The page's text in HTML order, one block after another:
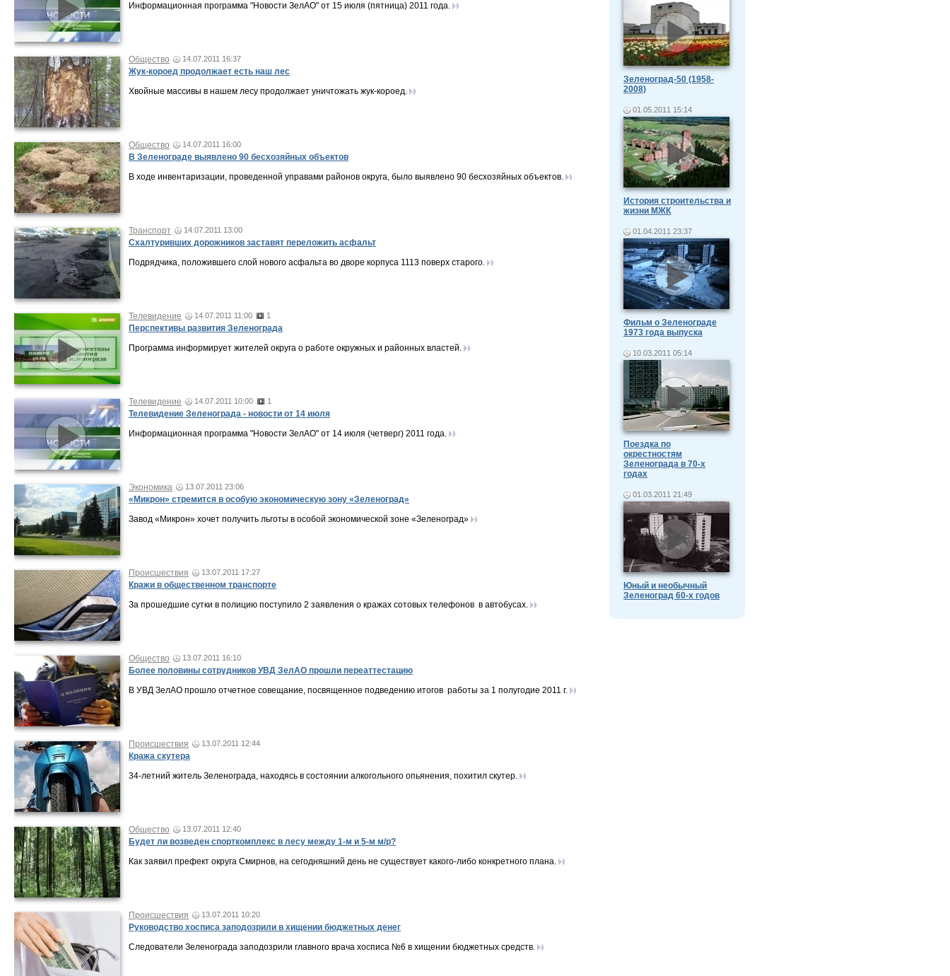
Информационная программа "Новости ЗелАО" от 15 июля (пятница) 2011 года.
Общество 14.07.2011 16:37
Жук-короед продолжает есть наш лес
Хвойные массивы в нашем лесу продолжает уничтожать жук-короед.
Общество 14.07.2011 16:00
В Зеленограде выявлено 90 бесхозяйных объектов
В ходе инвентаризации, проведенной управами районов округа, было выявлено 90 бесхозяйных объектов.
Транспорт 14.07.2011 13:00
Схалтуривших дорожников заставят переложить асфальт
Подрядчика, положившего слой нового асфальта во дворе корпуса 1113 поверх старого.
Телевидение 14.07.2011 11:00 1
Перспективы развития Зеленограда
Программа информирует жителей округа о работе окружных и районных властей.
Телевидение 14.07.2011 10:00 1
Телевидение Зеленограда - новости от 14 июля
Информационная программа "Новости ЗелАО" от 14 июля (четверг) 2011 года.
Экономика 13.07.2011 23:06
«Микрон» стремится в особую экономическую зону «Зеленоград»
Завод «Микрон» хочет получить льготы в особой экономической зоне «Зеленоград»
Происшествия 13.07.2011 17:27
Кражи в общественном транспорте
За прошедшие сутки в полицию поступило 2 заявления о кражах сотовых телефонов в автобусах.
Общество 13.07.2011 16:10
Более половины сотрудников УВД ЗелАО прошли переаттестацию
В УВД ЗелАО прошло отчетное совещание, посвященное подведению итогов работы за 1 полугодие 2011 г.
Происшествия 13.07.2011 12:44
Кража скутера
34-летний житель Зеленограда, находясь в состоянии алкогольного опьянения, похитил скутер.
Общество 13.07.2011 12:40
Будет ли возведен спорткомплекс в лесу между 1-м и 5-м м/р?
Как заявил префект округа Смирнов, на сегодняшний день не существует какого-либо конкретного плана.
Происшествия 13.07.2011 10:20
Руководство хосписа заподозрили в хищении бюджетных денег
Следователи Зеленограда заподозрили главного врача хосписа №6 в хищении бюджетных средств.
Зеленоград-50 (1958-
2008)
01.05.2011 15:14
История строительства и
жизни МЖК
01.04.2011 23:37
Фильм о Зеленограде
1973 года выпуска
10.03.2011 05:14
Поездка по
окрестностям
Зеленограда в 70-х
годах
01.03.2011 21:49
Юный и необычный
Зеленоград 60-х годов